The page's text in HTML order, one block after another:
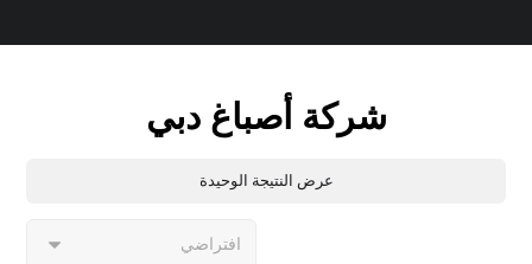
شركة أصباغ دبي
عرض النتيجة الوحيدة